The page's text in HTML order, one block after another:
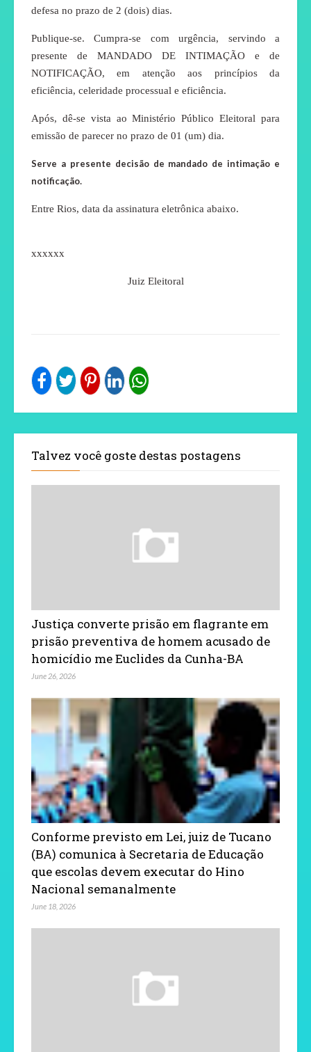
defesa no prazo de 2 (dois) dias.
Publique-se. Cumpra-se com urgência, servindo a
presente de MANDADO DE INTIMAÇÃO e de
NOTIFICAÇÃO, em atenção aos princípios da
eficiência, celeridade processual e eficiência.
Após, dê-se vista ao Ministério Público Eleitoral para
emissão de parecer no prazo de 01 (um) dia.
Serve a presente decisão de mandado de intimação e
notificação.
Entre Rios, data da assinatura eletrônica abaixo.
xxxxxx
Juiz Eleitoral
Talvez você goste destas postagens
Justiça converte prisão em flagrante em
prisão preventiva de homem acusado de
homicídio me Euclides da Cunha-BA
June 26, 2026
Conforme previsto em Lei, juiz de Tucano
(BA) comunica à Secretaria de Educação
que escolas devem executar do Hino
Nacional semanalmente
June 18, 2026